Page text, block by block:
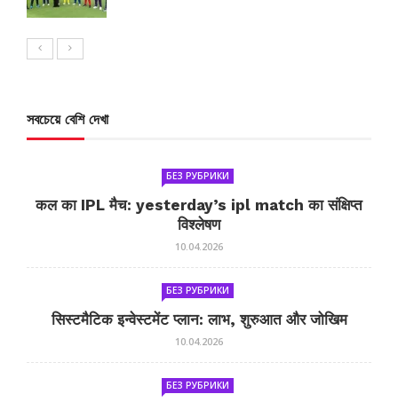
সবচেয়ে বেশি দেখা
БЕЗ РУБРИКИ
कल का IPL मैच: yesterday’s ipl match का संक्षिप्त
विश्लेषण
10.04.2026
БЕЗ РУБРИКИ
सिस्टमैटिक इन्वेस्टमेंट प्लान: लाभ, शुरुआत और जोखिम
10.04.2026
БЕЗ РУБРИКИ